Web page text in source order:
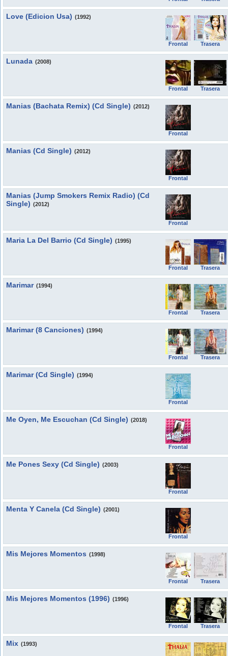
Love (Edicion Usa) (1992)
Frontal Trasera
Lunada (2008)
Frontal Trasera
Manias (Bachata Remix) (Cd Single) (2012)
Frontal
Manias (Cd Single) (2012)
Frontal
Manias (Jump Smokers Remix Radio) (Cd
Single) (2012)
Frontal
Maria La Del Barrio (Cd Single) (1995)
Frontal Trasera
Marimar (1994)
Frontal Trasera
Marimar (8 Canciones) (1994)
Frontal Trasera
Marimar (Cd Single) (1994)
Frontal
Me Oyen, Me Escuchan (Cd Single) (2018)
Frontal
Me Pones Sexy (Cd Single) (2003)
Frontal
Menta Y Canela (Cd Single) (2001)
Frontal
Mis Mejores Momentos (1998)
Frontal Trasera
Mis Mejores Momentos (1996) (1996)
Frontal Trasera
Mix (1993)